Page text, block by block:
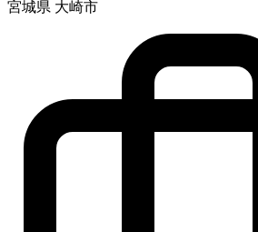
宮城県 大崎市